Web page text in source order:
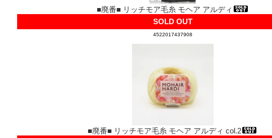
■廃番■ リッチモア毛糸 モヘア アルディ
SOLD OUT
4522017437908
■廃番■ リッチモア毛糸 モヘア アルディ col.2